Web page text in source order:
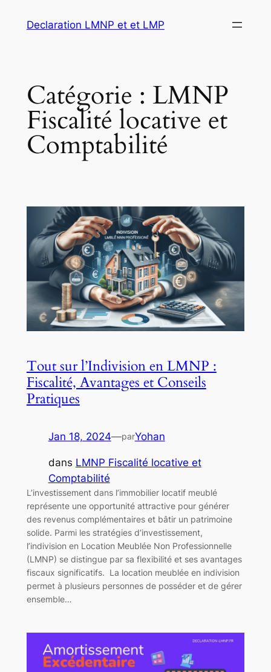
Declaration LMNP et et LMP
Catégorie : LMNP
Fiscalité locative et
Comptabilité
Tout sur l’Indivision en LMNP :
Fiscalité, Avantages et Conseils
Pratiques
Jan 18, 2024—parYohan
dans LMNP Fiscalité locative et
Comptabilité
L’investissement dans l’immobilier locatif meublé
représente une opportunité attractive pour générer
des revenus complémentaires et bâtir un patrimoine
solide. Parmi les stratégies d’investissement,
l’indivision en Location Meublée Non Professionnelle
(LMNP) se distingue par sa flexibilité et ses avantages
fiscaux significatifs. La location meublée en indivision
permet à plusieurs personnes de posséder et de gérer
ensemble…